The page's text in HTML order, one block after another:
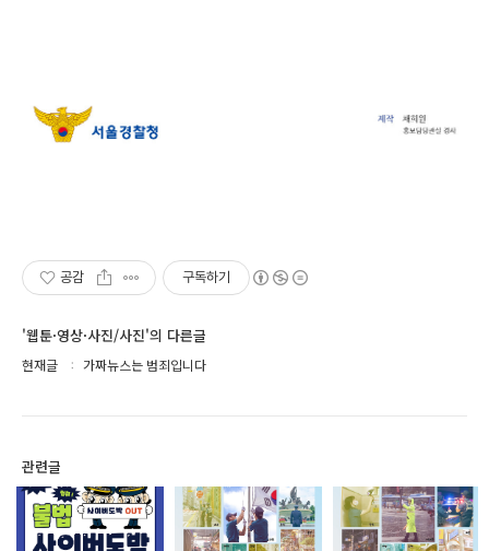
공감 구독하기
'웹툰·영상·사진/사진'의 다른글
현재글 가짜뉴스는 범죄입니다
관련글